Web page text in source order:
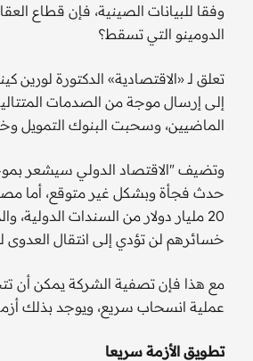
الدومينو التي تسقط؟
تعلق لـ «الاقتصادية» الدكتورة
إلى إرسال موجة من الصدمات
الماضيين، وسحبت البنوك التمويل
وتضيف "الاقتصاد الدولي سيشعر
حدث فجأة وبشكل غير متوقع، أما
20 مليار دولار من السندات
خسائرهم لن تؤدي إلى انتقال العدوى
مع هذا فإن تصفية الشركة يمكن أن
عملية انسحاب سريع، ويوجد بذلك
تطويق الأزمة سريعا